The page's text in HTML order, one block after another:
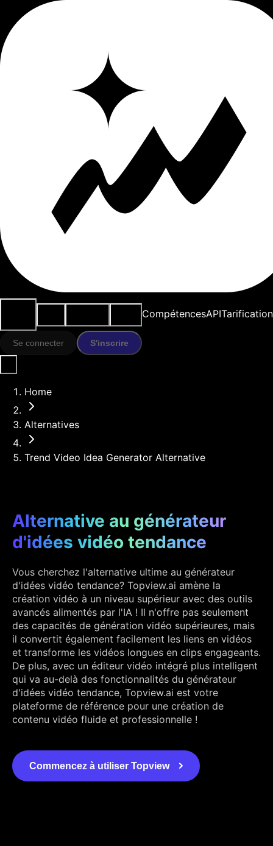
CompétencesAPITarification
Se connecter S'inscrire
Home
Alternatives
Trend Video Idea Generator Alternative
Alternative au générateur
d'idées vidéo tendance
Vous cherchez l'alternative ultime au générateur
d'idées vidéo tendance? Topview.ai amène la
création vidéo à un niveau supérieur avec des outils
avancés alimentés par l'IA ! Il n'offre pas seulement
des capacités de génération vidéo supérieures, mais
il convertit également facilement les liens en vidéos
et transforme les vidéos longues en clips engageants.
De plus, avec un éditeur vidéo intégré plus intelligent
qui va au-delà des fonctionnalités du générateur
d'idées vidéo tendance, Topview.ai est votre
plateforme de référence pour une création de
contenu vidéo fluide et professionnelle !
Commencez à utiliser Topview